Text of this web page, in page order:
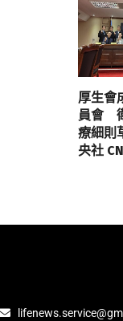
厚生會
員會
療細則
央社